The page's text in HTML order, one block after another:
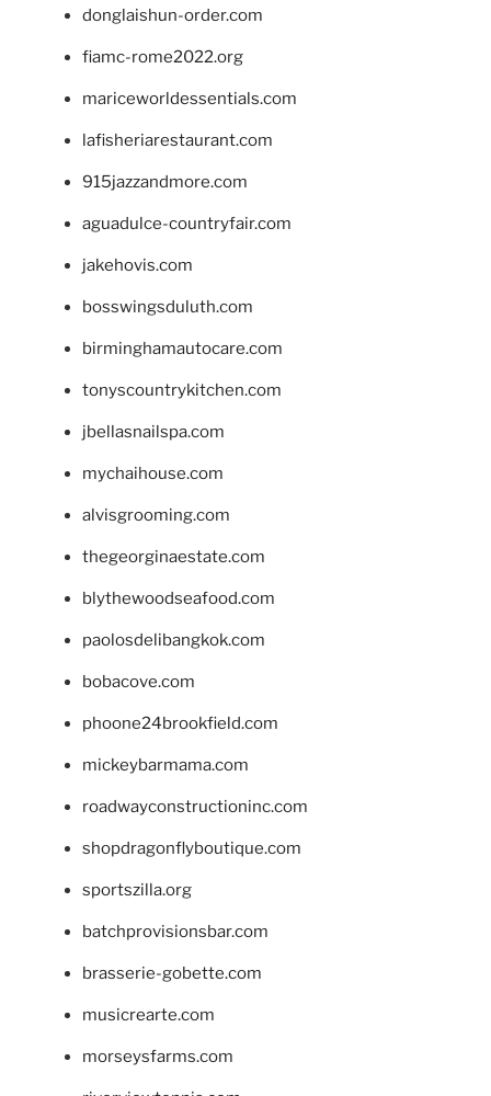
donglaishun-order.com
fiamc-rome2022.org
mariceworldessentials.com
lafisheriarestaurant.com
915jazzandmore.com
aguadulce-countryfair.com
jakehovis.com
bosswingsduluth.com
birminghamautocare.com
tonyscountrykitchen.com
jbellasnailspa.com
mychaihouse.com
alvisgrooming.com
thegeorginaestate.com
blythewoodseafood.com
paolosdelibangkok.com
bobacove.com
phoone24brookfield.com
mickeybarmama.com
roadwayconstructioninc.com
shopdragonflyboutique.com
sportszilla.org
batchprovisionsbar.com
brasserie-gobette.com
musicrearte.com
morseysfarms.com